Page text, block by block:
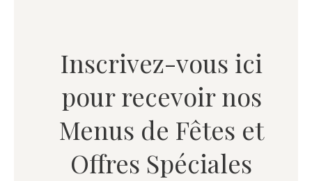
Inscrivez-vous ici
pour recevoir nos
Menus de Fêtes et
Offres Spéciales